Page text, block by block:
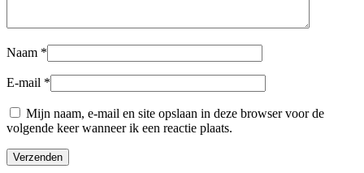
Naam *
E-mail *
Mijn naam, e-mail en site opslaan in deze browser voor de
volgende keer wanneer ik een reactie plaats.